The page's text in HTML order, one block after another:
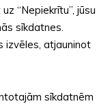
“Nepiekrītu”, jūsu
sīkdatnes.
izvēles, atjauninot
sīkdatnēm